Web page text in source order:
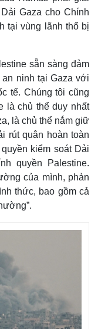
Gaza cho Chính
tại vùng lãnh thổ bị
sẵn sàng đảm
ninh tại Gaza với
tế. Chúng tôi cũng
là chủ thể duy nhất
là chủ thể nắm giữ
rút quân hoàn toàn
kiểm soát Dải
quyền Palestine.
của mình, phản
thức, bao gồm cả